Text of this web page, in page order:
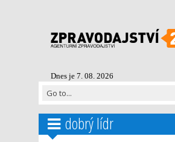
Dnes je 7. 08. 2026
dobrý lídr